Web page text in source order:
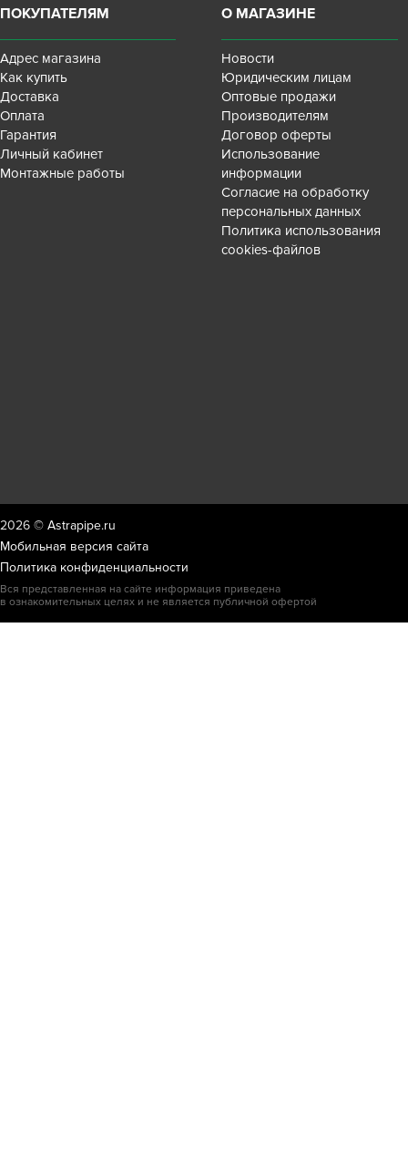
ПОКУПАТЕЛЯМ
Адрес магазина
Как купить
Доставка
Оплата
Гарантия
Личный кабинет
Монтажные работы
О МАГАЗИНЕ
Новости
Юридическим лицам
Оптовые продажи
Производителям
Договор оферты
Использование
информации
Согласие на обработку
персональных данных
Политика использования
cookies-файлов
2026 © Astrapipe.ru
Мобильная версия сайта
Политика конфиденциальности
Вся представленная на сайте информация приведена
в ознакомительных целях и не является публичной офертой